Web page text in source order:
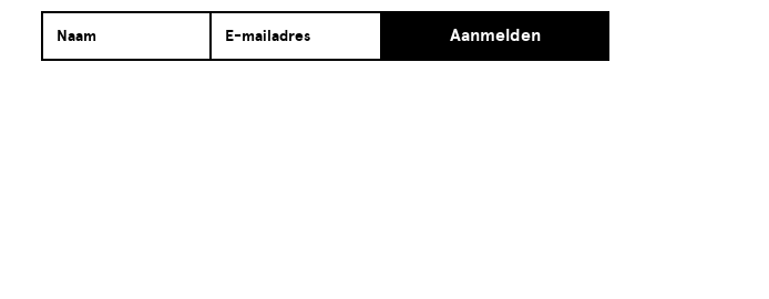
Aanmelden